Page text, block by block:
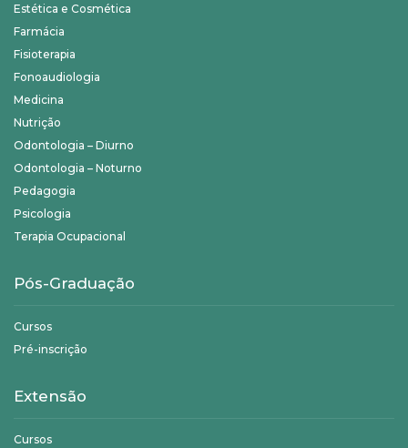
Estética e Cosmética
Farmácia
Fisioterapia
Fonoaudiologia
Medicina
Nutrição
Odontologia – Diurno
Odontologia – Noturno
Pedagogia
Psicologia
Terapia Ocupacional
Pós-Graduação
Cursos
Pré-inscrição
Extensão
Cursos